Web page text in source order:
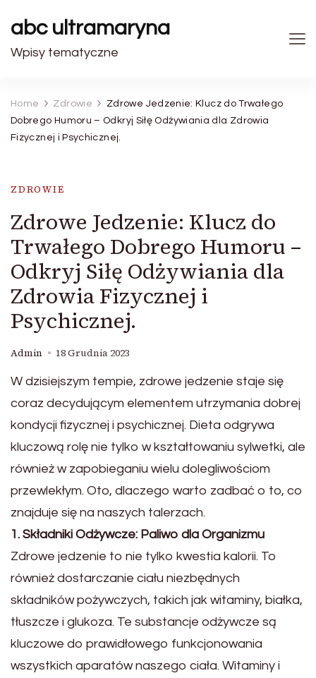
abc ultramaryna
Wpisy tematyczne
Home Zdrowie
Zdrowe Jedzenie: Klucz do Trwałego
Dobrego Humoru – Odkryj Siłę Odżywiania dla Zdrowia
Fizycznej i Psychicznej.
ZDROWIE
Zdrowe Jedzenie: Klucz do
Trwałego Dobrego Humoru –
Odkryj Siłę Odżywiania dla
Zdrowia Fizycznej i
Psychicznej.
Admin 18 Grudnia 2023
W dzisiejszym tempie, zdrowe jedzenie staje się
coraz decydującym elementem utrzymania dobrej
kondycji fizycznej i psychicznej. Dieta odgrywa
kluczową rolę nie tylko w kształtowaniu sylwetki, ale
również w zapobieganiu wielu dolegliwościom
przewlekłym. Oto, dlaczego warto zadbać o to, co
znajduje się na naszych talerzach.
1. Składniki Odżywcze: Paliwo dla Organizmu
Zdrowe jedzenie to nie tylko kwestia kalorii. To
również dostarczanie ciału niezbędnych
składników pożywczych, takich jak witaminy, białka,
tłuszcze i glukoza. Te substancje odżywcze są
kluczowe do prawidłowego funkcjonowania
wszystkich aparatów naszego ciała. Witaminy i